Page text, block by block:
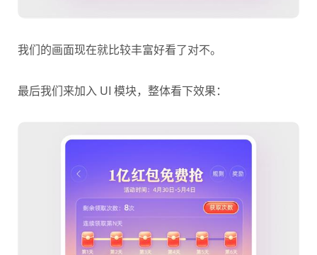
我们的画面现在就比较丰富好看了对不。
最后我们来加入 UI 模块，整体看下效果：